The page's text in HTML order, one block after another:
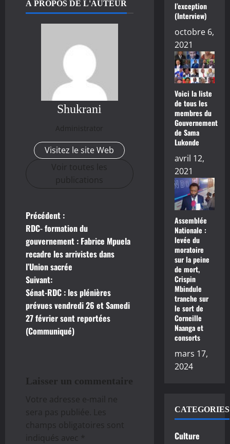
À PROPOS DE L'AUTEUR
Shukrani
Administrator
Visitez le site Web
Voir toutes les
publications
N
a
v
i
g
a
o
n
d
Précédent :
RDC- formation du
gouvernement : Fabrice Mpuela
recadre les arrivistes dans
l’Union sacrée
Suivant:
Sénat-RDC : les plénières
prévues vendredi 26 et Samedi
27 février sont reportées
(Communiqué)
Laisser un commentaire
Votre adresse e-mail ne
sera pas publiée. Les
champs obligatoires sont
indiqués avec *
l’exception
(Interview)
octobre 6,
2021
Voici la liste
de tous les
membres du
Gouvernement
de Sama
Lukonde
avril 12,
2021
Assemblée
Nationale :
levée du
moratoire
sur la peine
de mort,
Crispin
Mbindule
tranche sur
le sort de
Corneille
Naanga et
consorts
mars 17,
2024
CATEGORIES
Culture